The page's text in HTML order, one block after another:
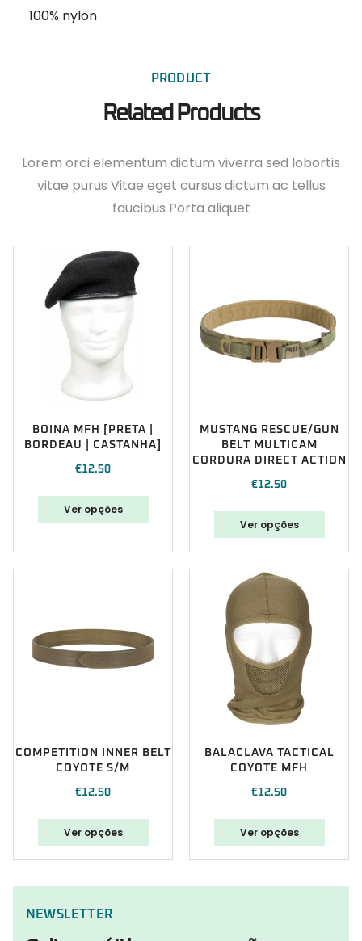
100% nylon
PRODUCT
Related Products
Lorem orci elementum dictum viverra sed lobortis
vitae purus Vitae eget cursus dictum ac tellus
faucibus Porta aliquet
BOINA MFH [PRETA |
BORDEAU | CASTANHA]
€12.50
Ver opções
MUSTANG RESCUE/GUN
BELT MULTICAM
CORDURA DIRECT ACTION
€12.50
Ver opções
COMPETITION INNER BELT
COYOTE S/M
€12.50
Ver opções
BALACLAVA TACTICAL
COYOTE MFH
€12.50
Ver opções
NEWSLETTER